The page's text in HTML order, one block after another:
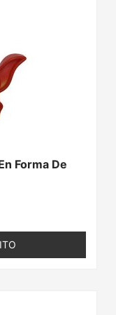
Forma De